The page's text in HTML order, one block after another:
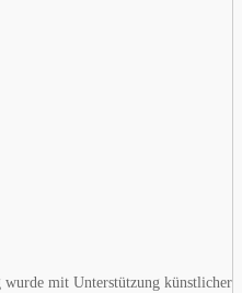
mit Unterstützung künstlicher